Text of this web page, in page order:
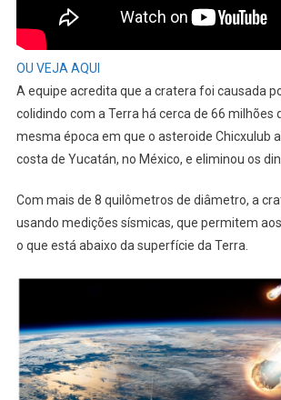
OU VEJA AQUI
A equipe acredita que a cratera foi causada
colidindo com a Terra há cerca de 66 milhões
mesma época em que o asteroide Chicxulub
costa de Yucatán, no México, e eliminou os
Com mais de 8 quilômetros de diâmetro, a
usando medições sísmicas, que permitem
o que está abaixo da superfície da Terra.